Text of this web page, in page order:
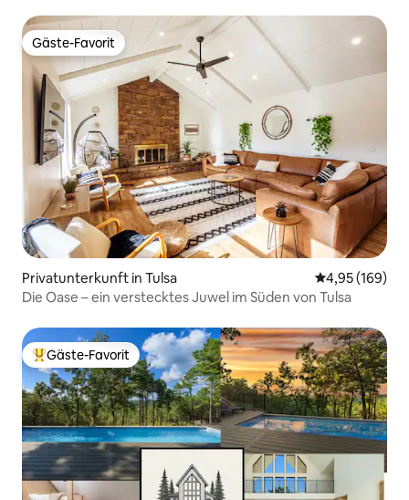
Gäste-Favorit
Gäste-Favorit
Privatunterkunft in Tulsa
4,95 (169)
Die Oase – ein verstecktes Juwel im Süden von Tulsa
Beliebter Gäste-Favorit.
Gäste-Favorit